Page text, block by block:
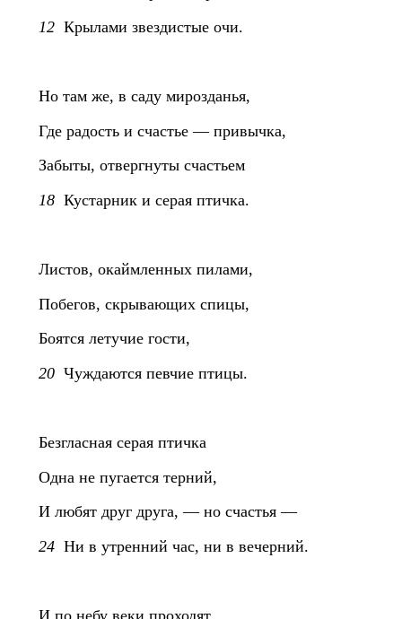
12Крылами звездистые очи.
Но там же, в саду мирозданья,
Где радость и счастье — привычка,
Забыты, отвергнуты счастьем
18Кустарник и серая птичка.
Листов, окаймленных пилами,
Побегов, скрывающих спицы,
Боятся летучие гости,
20Чуждаются певчие птицы.
Безгласная серая птичка
Одна не пугается терний,
И любят друг друга, — но счастья —
24Ни в утренний час, ни в вечерний.